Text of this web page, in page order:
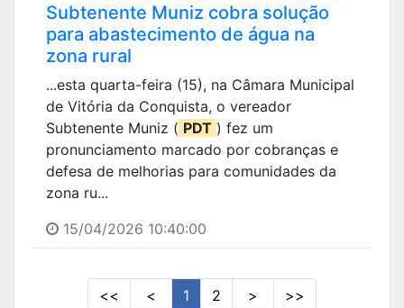
Subtenente Muniz cobra solução
para abastecimento de água na
zona rural
...esta quarta-feira (15), na Câmara Municipal
de Vitória da Conquista, o vereador
Subtenente Muniz ( PDT ) fez um
pronunciamento marcado por cobranças e
defesa de melhorias para comunidades da
zona ru...
15/04/2026 10:40:00
<< < 1 2 > >>